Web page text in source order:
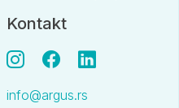
Kontakt
info@argus.rs